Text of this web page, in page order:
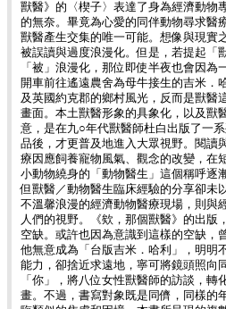
獸醫》的〈楔子〉表達了身為經濟動物
的無奈。畢竟為心愛的同伴動物尋求醫
獸醫產生交集的唯一可能。想像與現實
被誤讀與過度浪漫化。但是，若提起「
「被」浪漫化，那位即使半夜也會因為
開車前往遙遠農舍為母牛接生的吉米．
及英國約克郡的鄉村風光，反而是獸醫
畫面。本土獸醫形象的具象化，以及獸
意，是在九○年代獸醫師杜白出版了一
品後，才更普及地進入大眾視野。閱讀
療因應飼養寵物風氣、觀念的改變，在
小動物繞身的「動物醫生」這個稱呼逐
但獸醫／動物醫生臨床經驗的分享卻未
不溫馨浪漫的經濟動物醫療現場，則與
人們的視野。《欸，那個獸醫》的出版
空缺。或許也因為意識到這樣的空缺，
他無意成為「台版吉米．哈利」，明明
能力，卻捨近求遠地，寧可將鏡頭照向
「你」，將八位女性獸醫師的訪談，轉
畫。不過，書寫對象既是同儕，同樣的